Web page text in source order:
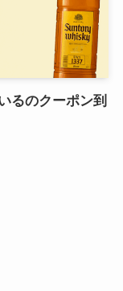
るのクーポン到